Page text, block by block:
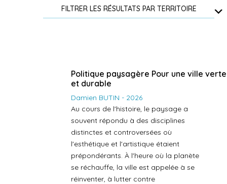
FILTRER LES RÉSULTATS PAR TERRITOIRE
Politique paysagère Pour une ville verte
et durable
Damien BUTIN - 2026
Au cours de l'histoire, le paysage a
souvent répondu à des disciplines
distinctes et controversées où
l'esthétique et l'artistique étaient
prépondérants. À l'heure où la planète
se réchauffe, la ville est appelée à se
réinventer, à lutter contre